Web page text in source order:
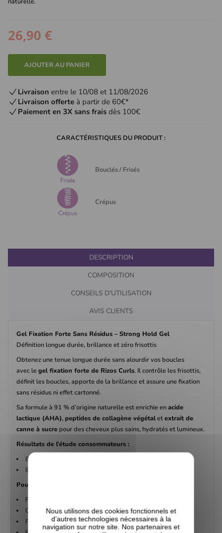
26,90 €
AJOUTER AU PANIER
Livraison entre le 10/08 et 11/08/2026
Livraison offerte à partir de 60€*
Paiement en 3X sans frais dès 100€
CARACTÉRISTIQUES DU PRODUIT :
Bouclés / Frisés
Crépus
DESCRIPTION
COMPOSITION
CONSEILS D'UTILISATION
AVIS CLIENTS
Gel Fixation Forte Sans Résidus – Strong Hold Gel
Définition longue durée, brillance et zéro frisottis
Obtenez une tenue longue durée sans alourdir vos boucles
avec legel fixation forte de Rizos Curls. Il contrôle les frisottis,
définit les boucles, apporte de la brillance et assure une fixation
sans résidus ni effet cartonné.
Sa formule à 91 % d’origine naturelle est enrichie enacide
lactique (AHA),peptides de collagène végétaletextrait de
canne à sucre pour des cheveux plus sains, hydratés et lumineux.
Résultats de l'étude consommateurs :
82 % constatent une
82 % confirment
Pourquoi on l’adore :
Fixation forte sans effet cartonné
Contrôle des frisottis & définition des boucles
Fini léger et brillant
Nous utilisons des cookies fonctionnels et
d’autres technologies nécessaires à la
navigation sur notre site. Nos partenaires et